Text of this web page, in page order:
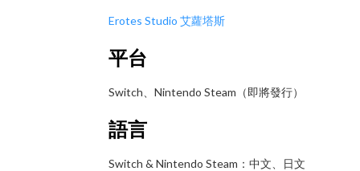
Erotes Studio 艾蘿塔斯
平台
Switch、Nintendo Steam（即將發行）
語言
Switch & Nintendo Steam：中文、日文